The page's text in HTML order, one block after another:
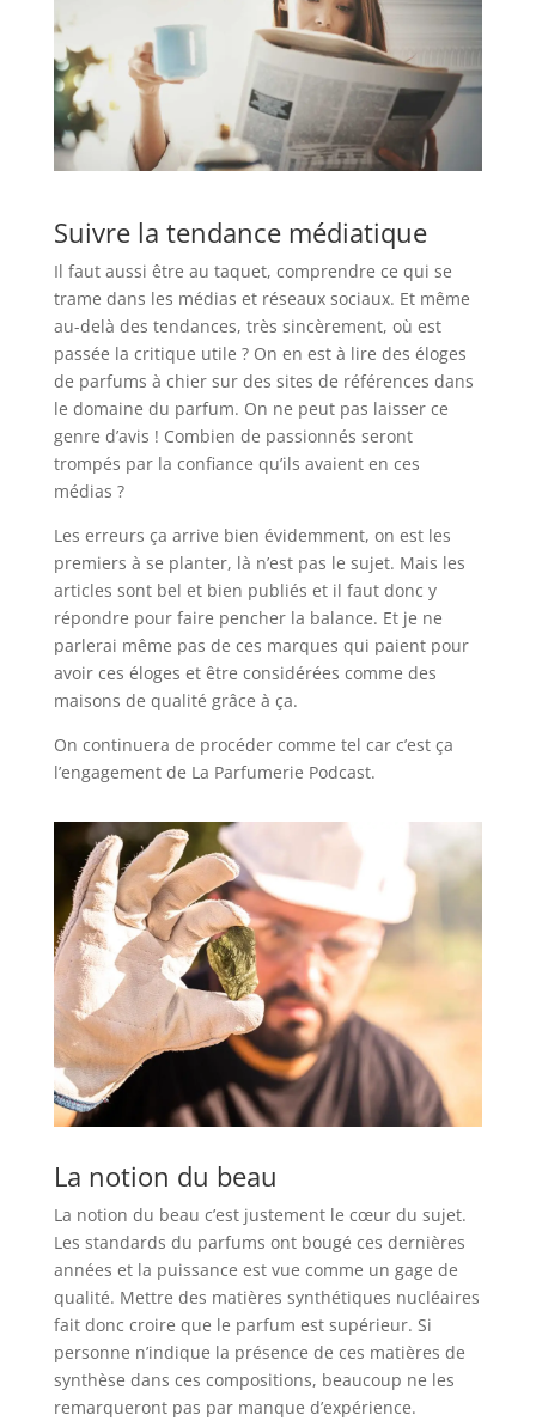
Suivre la tendance médiatique
Il faut aussi être au taquet, comprendre ce qui se
trame dans les médias et réseaux sociaux. Et même
au-delà des tendances, très sincèrement, où est
passée la critique utile ? On en est à lire des éloges
de parfums à chier sur des sites de références dans
le domaine du parfum. On ne peut pas laisser ce
genre d’avis ! Combien de passionnés seront
trompés par la confiance qu’ils avaient en ces
médias ?
Les erreurs ça arrive bien évidemment, on est les
premiers à se planter, là n’est pas le sujet. Mais les
articles sont bel et bien publiés et il faut donc y
répondre pour faire pencher la balance. Et je ne
parlerai même pas de ces marques qui paient pour
avoir ces éloges et être considérées comme des
maisons de qualité grâce à ça.
On continuera de procéder comme tel car c’est ça
l’engagement de La Parfumerie Podcast.
La notion du beau
La notion du beau c’est justement le cœur du sujet.
Les standards du parfums ont bougé ces dernières
années et la puissance est vue comme un gage de
qualité. Mettre des matières synthétiques nucléaires
fait donc croire que le parfum est supérieur. Si
personne n’indique la présence de ces matières de
synthèse dans ces compositions, beaucoup ne les
remarqueront pas par manque d’expérience.